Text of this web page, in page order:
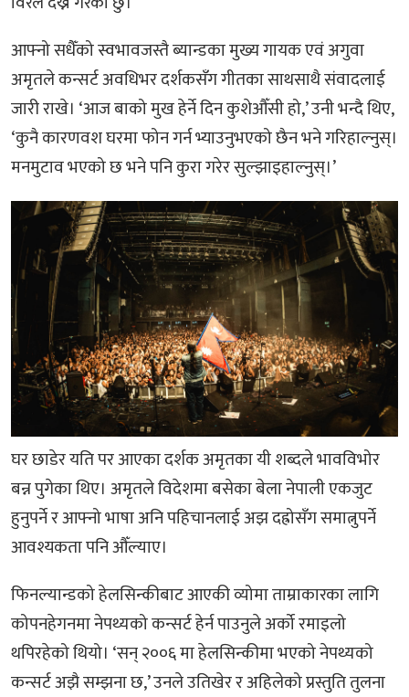
आफ्नो सधैँको स्वभावजस्तै ब्यान्डका मुख्य गायक एवं अगुवा
अमृतले कन्सर्ट अवधिभर दर्शकसँग गीतका साथसाथै संवादलाई
जारी राखे। ‘आज बाको मुख हेर्ने दिन कुशेऔँसी हो,’ उनी भन्दै थिए,
‘कुनै कारणवश घरमा फोन गर्न भ्याउनुभएको छैन भने गरिहाल्नुस्।
मनमुटाव भएको छ भने पनि कुरा गरेर सुल्झाइहाल्नुस्।’
घर छाडेर यति पर आएका दर्शक अमृतका यी शब्दले भावविभोर
बन्न पुगेका थिए। अमृतले विदेशमा बसेका बेला नेपाली एकजुट
हुनुपर्ने र आफ्नो भाषा अनि पहिचानलाई अझ दह्रोसँग समात्नुपर्ने
आवश्यकता पनि औँल्याए।
फिनल्यान्डको हेलसिन्कीबाट आएकी व्योमा ताम्राकारका लागि
कोपनहेगनमा नेपथ्यको कन्सर्ट हेर्न पाउनुले अर्को रमाइलो
थपिरहेको थियो। ‘सन् २००६ मा हेलसिन्कीमा भएको नेपथ्यको
कन्सर्ट अझै सम्झना छ,’ उनले उतिखेर र अहिलेको प्रस्तुति तुलना